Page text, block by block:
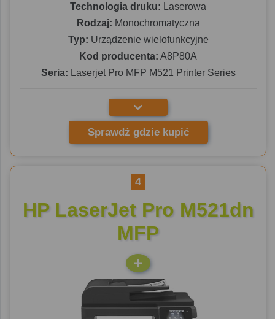
Technologia druku: Laserowa
Rodzaj: Monochromatyczna
Typ: Urządzenie wielofunkcyjne
Kod producenta: A8P80A
Seria: Laserjet Pro MFP M521 Printer Series
Sprawdź gdzie kupić
4
HP LaserJet Pro M521dn
MFP